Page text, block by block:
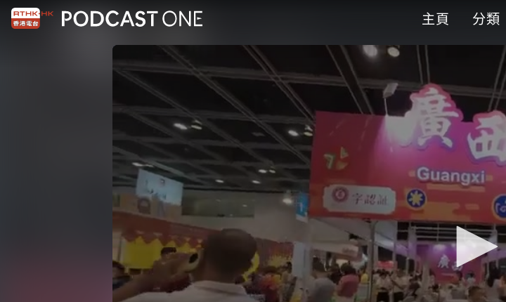
主頁 分類